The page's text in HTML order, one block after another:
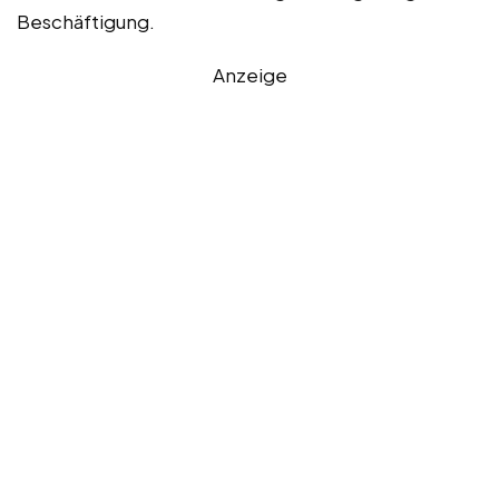
Beschäftigung.
Anzeige